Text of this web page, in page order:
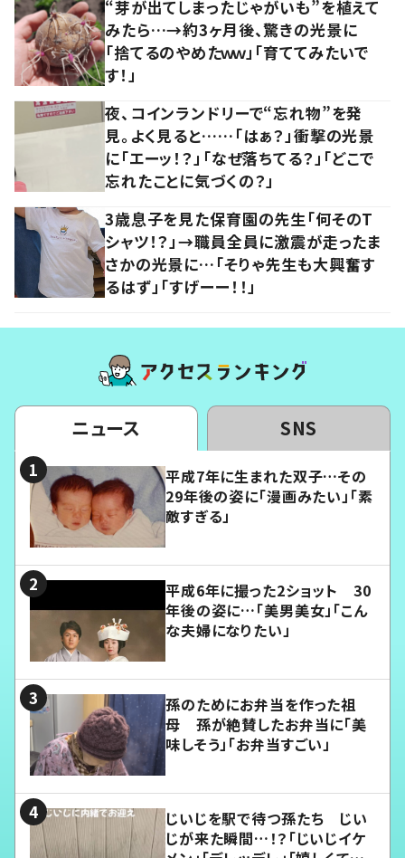
“芽が出てしまったじゃがいも”を植えて
みたら…→約3ヶ月後、驚きの光景に
「捨てるのやめたｗｗ」「育ててみたいで
す！」
夜、コインランドリーで“忘れ物”を発
見。よく見ると……「はぁ？」衝撃の光景
に「エーッ！？」「なぜ落ちてる？」「どこで
忘れたことに気づくの？」
3歳息子を見た保育園の先生「何そのT
シャツ！？」→職員全員に激震が走ったま
さかの光景に…「そりゃ先生も大興奮す
るはず」「すげーー！！」
ニュース SNS
平成7年に生まれた双子…その
29年後の姿に「漫画みたい」「素
敵すぎる」
平成6年に撮った2ショット 30
年後の姿に…「美男美女」「こん
な夫婦になりたい」
孫のためにお弁当を作った祖
母 孫が絶賛したお弁当に「美
味しそう」「お弁当すごい」
じいじを駅で待つ孫たち じい
じが来た瞬間…！？「じいじイケ